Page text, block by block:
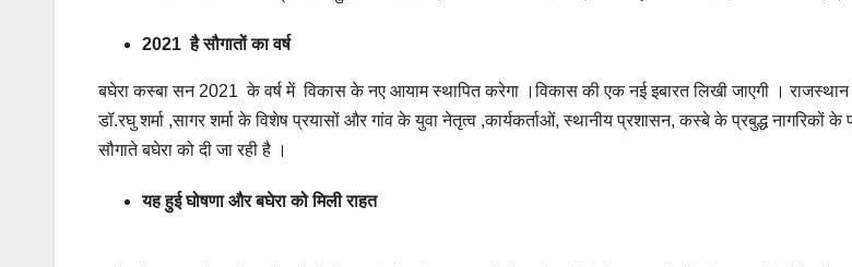
2021 है सौगातों का वर्ष
बघेरा कस्बा सन 2021 के वर्ष में विकास के नए आयाम स्थापित करेगा ।विकास की एक नई इबारत लिखी जाएगी । राजस्थान
डॉ.रघु शर्मा ,सागर शर्मा के विशेष प्रयासों और गांव के युवा नेतृत्व ,कार्यकर्ताओं, स्थानीय प्रशासन, कस्बे के प्रबुद्ध नागरिकों
सौगाते बघेरा को दी जा रही है ।
यह हुई घोषणा और बघेरा को मिली राहत